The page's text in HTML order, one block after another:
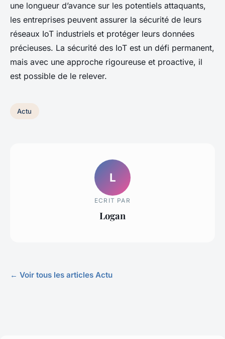
une longueur d’avance sur les potentiels attaquants,
les entreprises peuvent assurer la sécurité de leurs
réseaux IoT industriels et protéger leurs données
précieuses. La sécurité des IoT est un défi permanent,
mais avec une approche rigoureuse et proactive, il
est possible de le relever.
Actu
L
ECRIT PAR
Logan
← Voir tous les articles Actu